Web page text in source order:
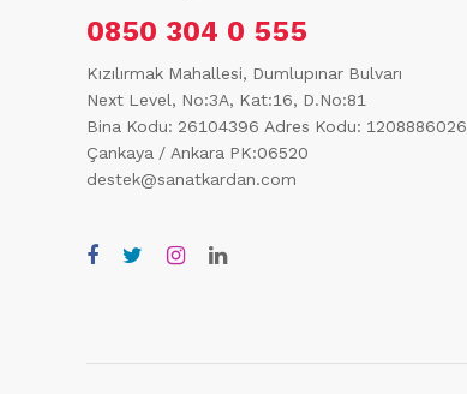
0850 304 0 555
Kızılırmak Mahallesi, Dumlupınar Bulvarı
Next Level, No:3A, Kat:16, D.No:81
Bina Kodu: 26104396 Adres Kodu: 1208886026
Çankaya / Ankara PK:06520
destek@sanatkardan.com